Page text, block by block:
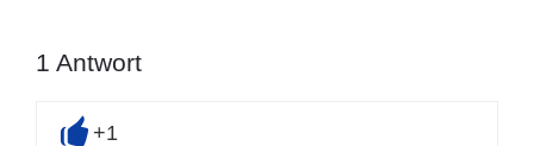
1 Antwort
+1